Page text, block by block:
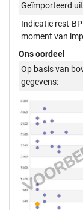
Geïmporteerd uit
Indicatie rest-
moment van
Ons oordeel
Op basis van
gegevens: